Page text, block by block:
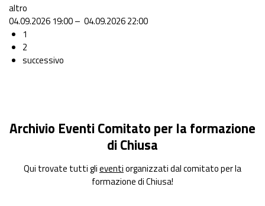
altro
04.09.2026 19:00 – 04.09.2026 22:00
1
2
successivo
Archivio Eventi Comitato per la formazione
di Chiusa
Qui trovate tutti glieventiorganizzati dal comitato per la
formazione di Chiusa!